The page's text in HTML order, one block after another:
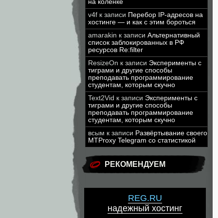
на коленке
v4f к записи Перебор IP-адресов на
хостинге — и как с этим бороться
amarakin к записи Альтернативный
список заблокированных в РФ
ресурсов Re:filter
ResizeOn к записи Эксперименты с
тиграми и другие способы
преподавать программирование
студентам, которым скучно
Text2Vid к записи Эксперименты с
тиграми и другие способы
преподавать программирование
студентам, которым скучно
всым к записи Развёртывание своего
MTProxy Telegram со статистикой
РЕКОМЕНДУЕМ
REG.RU
надежный хостинг